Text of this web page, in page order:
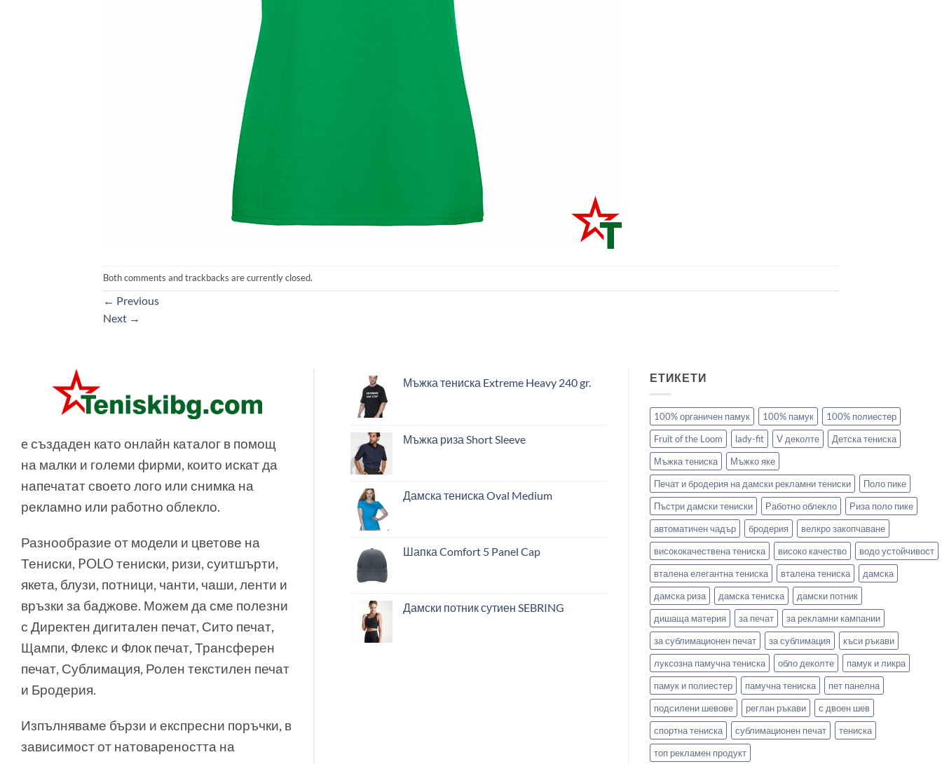
Both comments and trackbacks are currently closed.
← Previous
Next →
e създаден като онлайн каталог в помощ
на малки и големи фирми, които искат да
напечатат своето лого или снимка на
рекламно или работно облекло.
Разнообразие от модели и цветове на
Тениски, POLO тениски, ризи, суитшърти,
якета, блузи, потници, чанти, чаши, ленти и
връзки за баджове. Можем да сме полезни
с Директен дигитален печат, Сито печат,
Щампи, Флекс и Флок печат, Трансферен
печат, Сублимация, Ролен текстилен печат
и Бродерия.
Изпълняваме бързи и експресни поръчки, в
зависимост от натовареността на
Мъжка тениска Extreme Heavy 240 gr.
Мъжка риза Short Sleeve
Дамска тениска Oval Medium
Шапка Comfort 5 Panel Cap
Дамски потник сутиен SEBRING
ЕТИКЕТИ
100% органичен памук 100% памук
100% полиестер
Fruit of the Loom
lady-fit V деколте
Детска тениска
Мъжка тениска
Мъжко яке
Печат и бродерия на дамски рекламни тениски
Поло пике
Пъстри дамски тениски
Работно облекло
Риза поло пике
автоматичен чадър
бродерия
велкро закопчаване
висококачествена тениска
високо качество
водо устойчивост
вталена елегантна тениска
вталена тениска
дамска
дамска риза
дамска тениска
дамски потник
дишаща материя
за печат
за рекламни кампании
за сублимационен печат
за сублимация
къси ръкави
луксозна памучна тениска
обло деколте
памук и ликра
памук и полиестер
памучна тениска
пет панелна
подсилени шевове
реглан ръкави
с двоен шев
спортна тениска
сублимационен печат
тениска
топ рекламен продукт